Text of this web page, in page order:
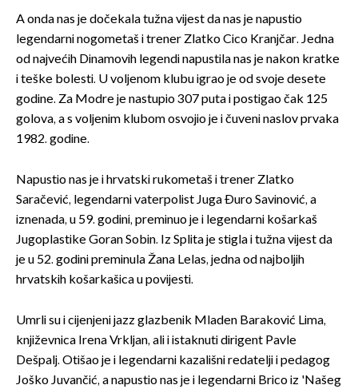
A onda nas je dočekala tužna vijest da nas je napustio
legendarni nogometaš i trener Zlatko Cico Kranjčar. Jedna
od najvećih Dinamovih legendi napustila nas je nakon kratke
i teške bolesti. U voljenom klubu igrao je od svoje desete
godine. Za Modre je nastupio 307 puta i postigao čak 125
golova, a s voljenim klubom osvojio je i čuveni naslov prvaka
1982. godine.
Napustio nas je i hrvatski rukometaš i trener Zlatko
Saračević, legendarni vaterpolist Juga Đuro Savinović, a
iznenada, u 59. godini, preminuo je i legendarni košarkaš
Jugoplastike Goran Sobin. Iz Splita je stigla i tužna vijest da
je u 52. godini preminula Žana Lelas, jedna od najboljih
hrvatskih košarkašica u povijesti.
Umrli su i cijenjeni jazz glazbenik Mladen Baraković Lima,
književnica Irena Vrkljan, ali i istaknuti dirigent Pavle
Dešpalj. Otišao je i legendarni kazališni redatelji i pedagog
Joško Juvančić, a napustio nas je i legendarni Brico iz 'Našeg